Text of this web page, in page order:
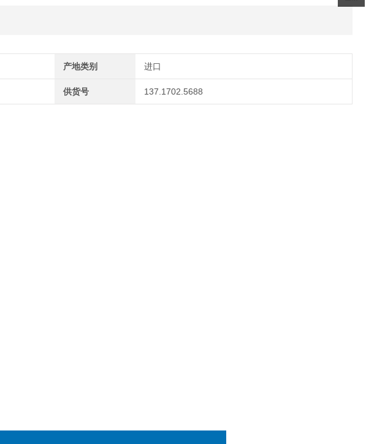
产地类别 进口
供货号 137.1702.5688